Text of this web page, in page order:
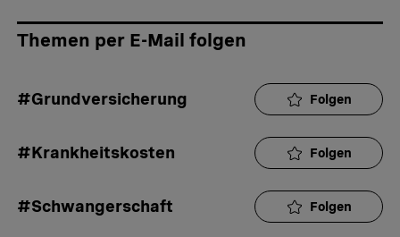
Themen per E-Mail folgen
#Grundversicherung Folgen
#Krankheitskosten Folgen
#Schwangerschaft Folgen